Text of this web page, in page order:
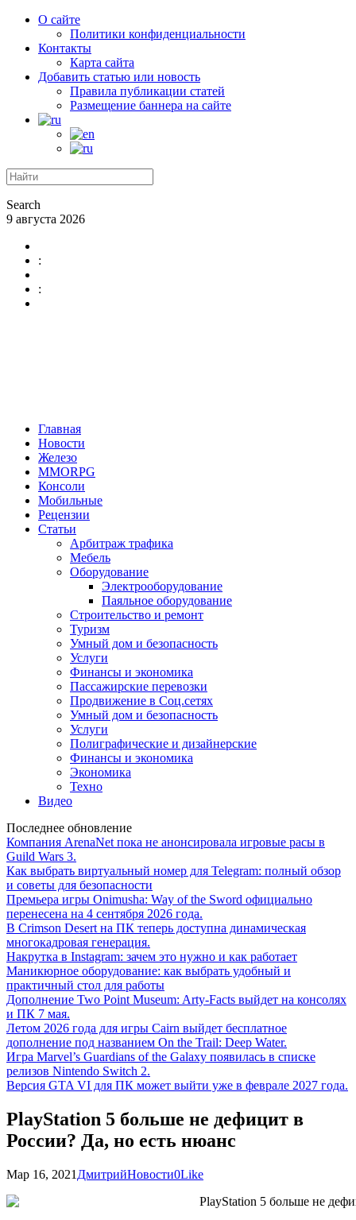
О сайте
Политики конфиденциальности
Контакты
Карта сайта
Добавить статью или новость
Правила публикации статей
Размещение баннера на сайте
Search
9 августа 2026
:
:
Главная
Новости
Железо
MMORPG
Консоли
Мобильные
Рецензии
Статьи
Арбитраж трафика
Мебель
Оборудование
Электрооборудование
Паяльное оборудование
Строительство и ремонт
Туризм
Умный дом и безопасность
Услуги
Финансы и экономика
Пассажирские перевозки
Продвижение в Соц.сетях
Умный дом и безопасность
Услуги
Полиграфические и дизайнерские
Финансы и экономика
Экономика
Техно
Видео
Последнее обновление
Компания ArenaNet пока не анонсировала игровые расы в
Guild Wars 3.
Как выбрать виртуальный номер для Telegram: полный обзор
и советы для безопасности
Премьера игры Onimusha: Way of the Sword официально
перенесена на 4 сентября 2026 года.
В Crimson Desert на ПК теперь доступна динамическая
многокадровая генерация.
Накрутка в Instagram: зачем это нужно и как работает
Маникюрное оборудование: как выбрать удобный и
практичный стол для работы
Дополнение Two Point Museum: Arty-Facts выйдет на консолях
и ПК 7 мая.
Летом 2026 года для игры Cairn выйдет бесплатное
дополнение под названием On the Trail: Deep Water.
Игра Marvel’s Guardians of the Galaxy появилась в списке
релизов Nintendo Switch 2.
Версия GTA VI для ПК может выйти уже в феврале 2027 года.
PlayStation 5 больше не дефицит в
России? Да, но есть нюанс
Мар 16, 2021 ДмитрийНовости0Like